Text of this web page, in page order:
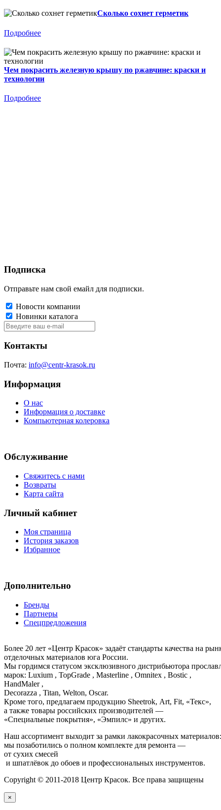
Сколько сохнет герметик
Подробнее
Чем покрасить железную крышу по ржавчине: краски и
технологии
Подробнее
Подписка
Отправьте нам свой емайл для подписки.
Новости компании
Новинки каталога
Контакты
Почта: info@centr-krasok.ru
Информация
О нас
Информация о доставке
Компьютерная колеровка
Обслуживание
Свяжитесь с нами
Возвраты
Карта сайта
Личный кабинет
Моя страница
История заказов
Избранное
Дополнительно
Бренды
Партнеры
Спецпредложения
Более 20 лет «Центр Красок» задаёт стандарты качества на
отделочных материалов юга России.
Мы гордимся статусом эксклюзивного дистрибьютора
марок: Luxium , TopGrade , Masterline , Omnitex , Bostic ,
HandMaler ,
Decorazza , Titan, Welton, Oscar.
Кроме того, предлагаем продукцию Sheetrok, Art, Fit, «Текс»,
а также товары российских производителей —
«Специальные покрытия», «Эмпилс» и других.
Наш ассортимент выходит за рамки лакокрасочных
мы позаботились о полном комплекте для ремонта —
от сухих смесей
и шпатлёвок до обоев и профессиональных инструментов.
Copyright © 2011-2018 Центр Красок. Все права защищены
×